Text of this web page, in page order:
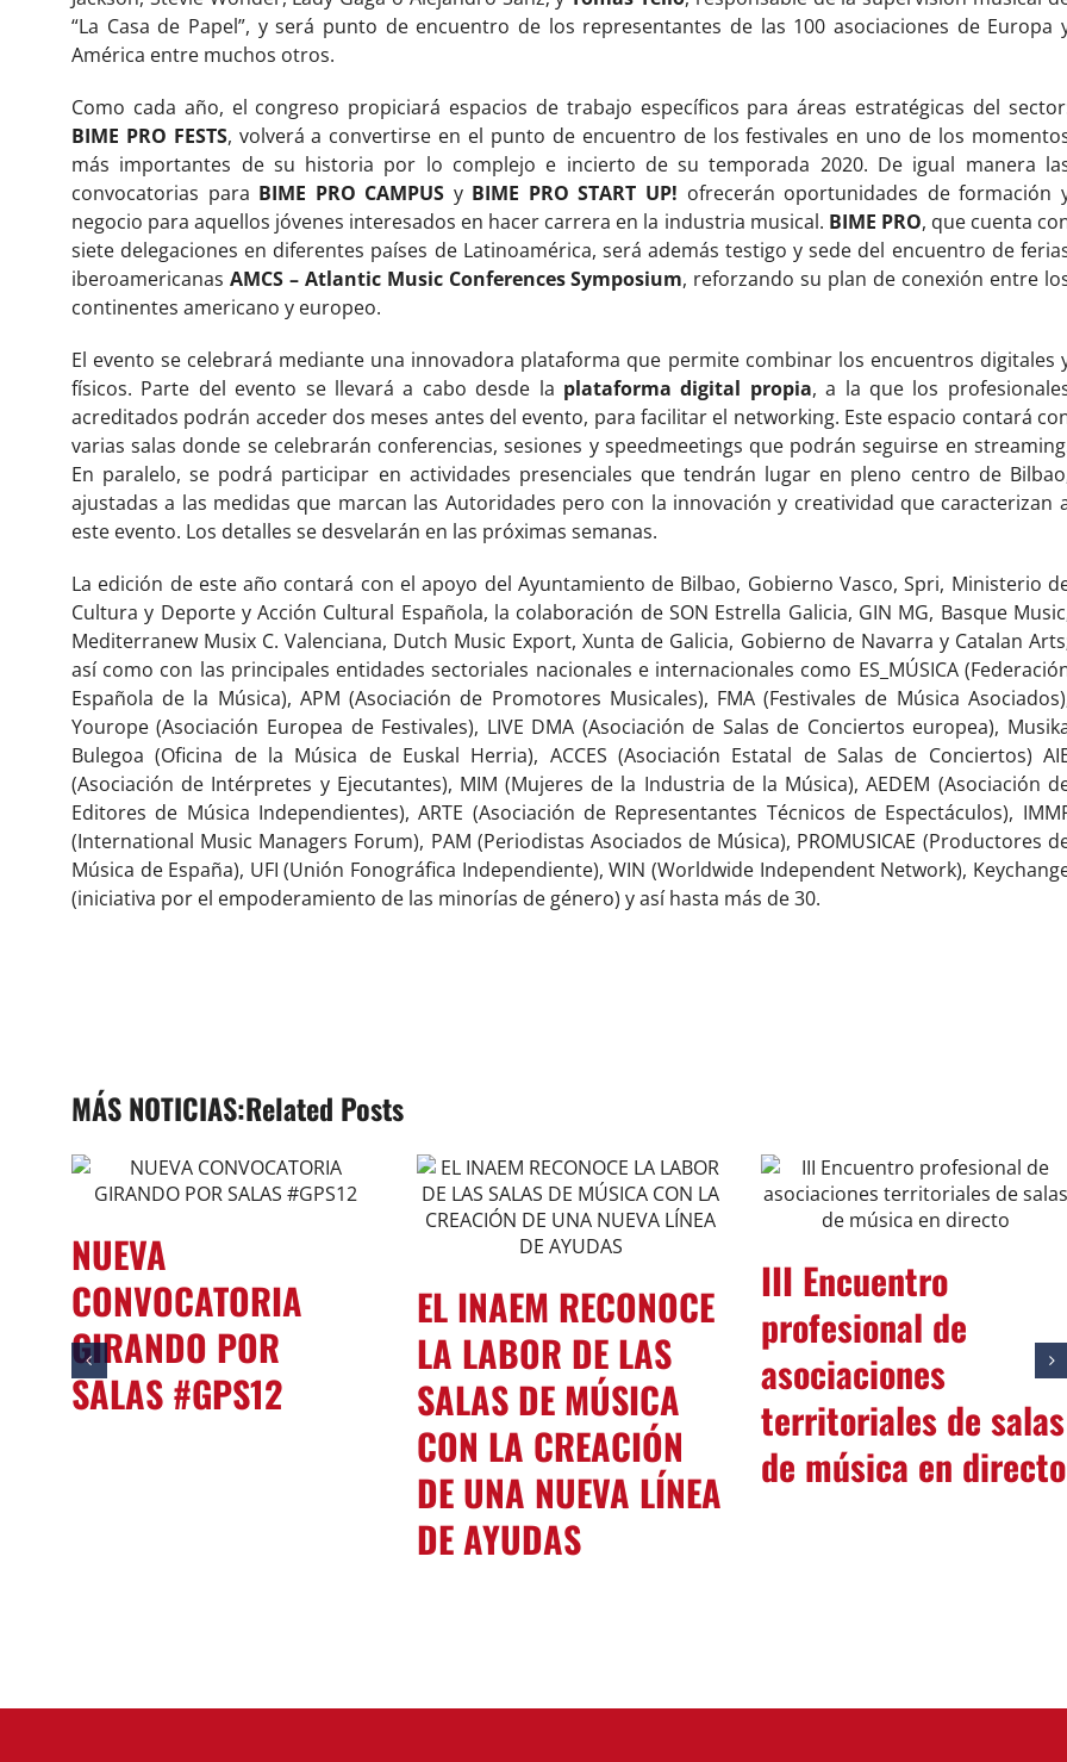
“La Casa de Papel”, y será punto de encuentro de los representantes de las 100 asociaciones de Europa
América entre muchos otros.
Como cada año, el congreso propiciará espacios de trabajo específicos para áreas estratégicas del
BIME PRO FESTS, volverá a convertirse en el punto de encuentro de los festivales en uno de los
más importantes de su historia por lo complejo e incierto de su temporada 2020. De igual manera
convocatorias para BIME PRO CAMPUS y BIME PRO START UP! ofrecerán oportunidades de formación
negocio para aquellos jóvenes interesados en hacer carrera en la industria musical. BIME PRO, que cuenta
siete delegaciones en diferentes países de Latinoamérica, será además testigo y sede del encuentro de
iberoamericanas AMCS – Atlantic Music Conferences Symposium, reforzando su plan de conexión entre
continentes americano y europeo.
El evento se celebrará mediante una innovadora plataforma que permite combinar los encuentros digitales
físicos. Parte del evento se llevará a cabo desde la plataforma digital propia, a la que los
acreditados podrán acceder dos meses antes del evento, para facilitar el networking. Este espacio contará
varias salas donde se celebrarán conferencias, sesiones y speedmeetings que podrán seguirse en
En paralelo, se podrá participar en actividades presenciales que tendrán lugar en pleno centro de
ajustadas a las medidas que marcan las Autoridades pero con la innovación y creatividad que caracterizan
este evento. Los detalles se desvelarán en las próximas semanas.
La edición de este año contará con el apoyo del Ayuntamiento de Bilbao, Gobierno Vasco, Spri, Ministerio
Cultura y Deporte y Acción Cultural Española, la colaboración de SON Estrella Galicia, GIN MG, Basque
Mediterranew Musix C. Valenciana, Dutch Music Export, Xunta de Galicia, Gobierno de Navarra y Catalan
así como con las principales entidades sectoriales nacionales e internacionales como ES_MÚSICA
Española de la Música), APM (Asociación de Promotores Musicales), FMA (Festivales de Música
Yourope (Asociación Europea de Festivales), LIVE DMA (Asociación de Salas de Conciertos europea),
Bulegoa (Oficina de la Música de Euskal Herria), ACCES (Asociación Estatal de Salas de Conciertos)
(Asociación de Intérpretes y Ejecutantes), MIM (Mujeres de la Industria de la Música), AEDEM (Asociación
Editores de Música Independientes), ARTE (Asociación de Representantes Técnicos de Espectáculos),
(International Music Managers Forum), PAM (Periodistas Asociados de Música), PROMUSICAE (Productores
Música de España), UFI (Unión Fonográfica Independiente), WIN (Worldwide Independent Network),
(iniciativa por el empoderamiento de las minorías de género) y así hasta más de 30.
Related Posts
NUEVA
CONVOCATORIA
GIRANDO POR
SALAS #GPS12
EL INAEM RECONOCE
LA LABOR DE LAS
SALAS DE MÚSICA
CON LA CREACIÓN
DE UNA NUEVA LÍNEA
DE AYUDAS
III Encuentro
profesional de
asociaciones
territoriales de salas
de música en directo